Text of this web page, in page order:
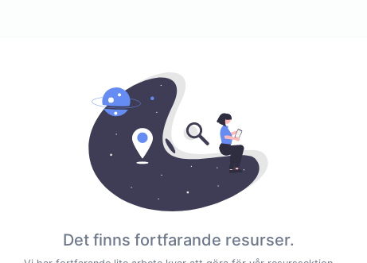
Det finns fortfarande resurser.